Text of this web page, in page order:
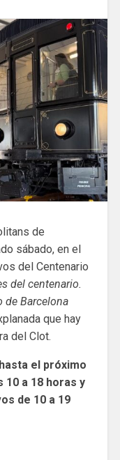
de
sábado, en el
del Centenario
del centenario.
de Barcelona
que hay
del Clot.
el próximo
10 a 18 horas y
de 10 a 19